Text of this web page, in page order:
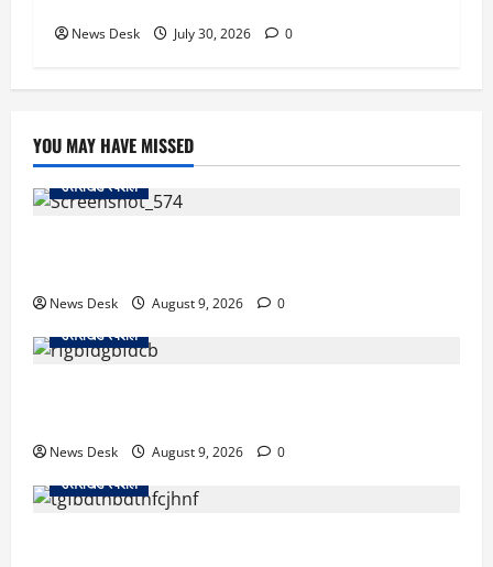
News Desk July 30, 2026 0
YOU MAY HAVE MISSED
उत्तराखंड स्पेशल
News Desk August 9, 2026
0
उत्तराखंड स्पेशल
News Desk August 9, 2026
0
उत्तराखंड स्पेशल